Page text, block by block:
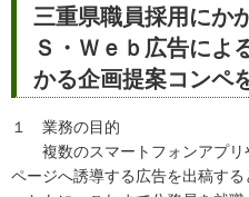
三重県職員採用にか
Ｓ・Ｗｅｂ広告によ
かる企画提案コンペ
１ 業務の目的
複数のスマートフォンアプリ
ページへ誘導する広告を出稿する